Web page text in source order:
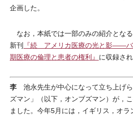
企画した。
なお，本紙では一部のみの紹介とな
新刊
『続 アメリカ医療の光と影――バ
期医療の倫理と患者の権利』 に収録され
李 池永先生が中心になって立ち上げ
ズマン」（以下，オンブズマン）が，
ました。今年5月には，イギリス，オ